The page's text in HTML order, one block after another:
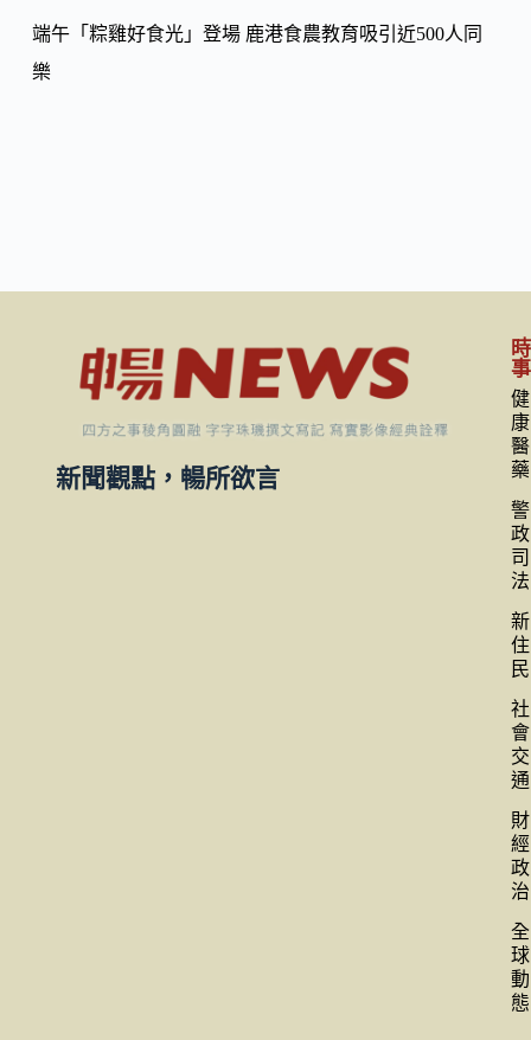
端午「粽雞好食光」登場 鹿港食農教育吸引近500人同
樂
新聞觀點，暢所欲言
時
事
健
康
醫
藥
警
政
司
法
新
住
民
社
會
交
通
財
經
政
治
全
球
動
態